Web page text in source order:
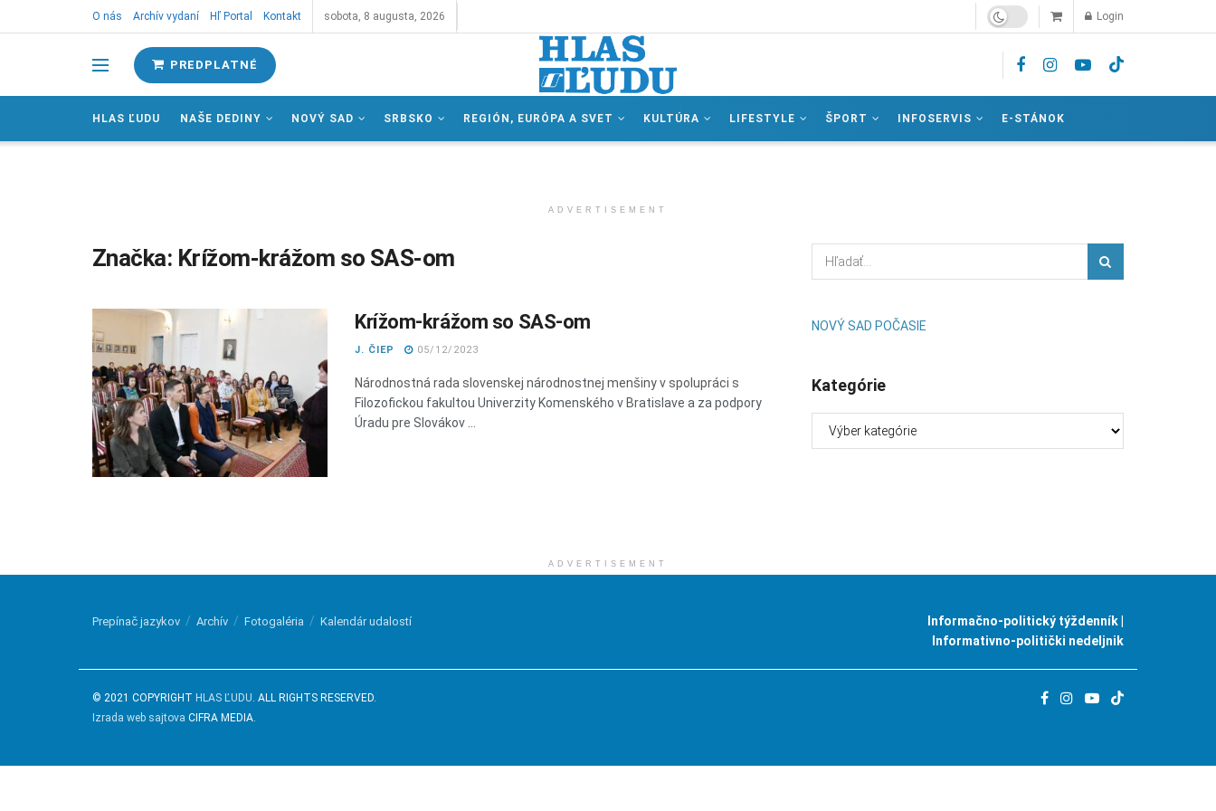
O nás Archív vydaní Hľ Portal Kontakt sobota, 8 augusta, 2026 Login
PREDPLATNÉ
HLAS ĽUDU NAŠE DEDINY NOVÝ SAD SRBSKO REGIÓN, EURÓPA A SVET KULTÚRA LIFESTYLE ŠPORT INFOSERVIS E-STÁNOK
ADVERTISEMENT
Značka: Krížom-krážom so SAS-om
Krížom-krážom so SAS-om
J. ČIEP 05/12/2023
Národnostná rada slovenskej národnostnej menšiny v spolupráci s
Filozofickou fakultou Univerzity Komenského v Bratislave a za podpory
Úradu pre Slovákov ...
NOVÝ SAD POČASIE
Kategórie
ADVERTISEMENT
Prepínač jazykov Archív Fotogaléria Kalendár udalostí
Informačno-politický týždenník |
Informativno-politički nedeljnik
© 2021 COPYRIGHT HLAS ĽUDU. ALL RIGHTS RESERVED.
Izrada web sajtova CIFRA MEDIA.